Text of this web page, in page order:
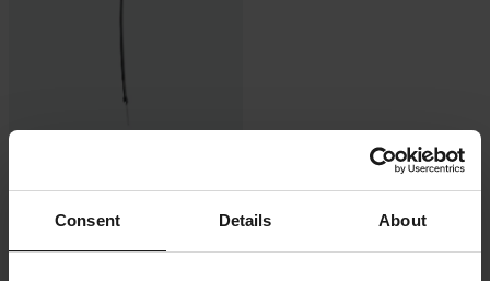
Consent Details About
Gasvajer ProX